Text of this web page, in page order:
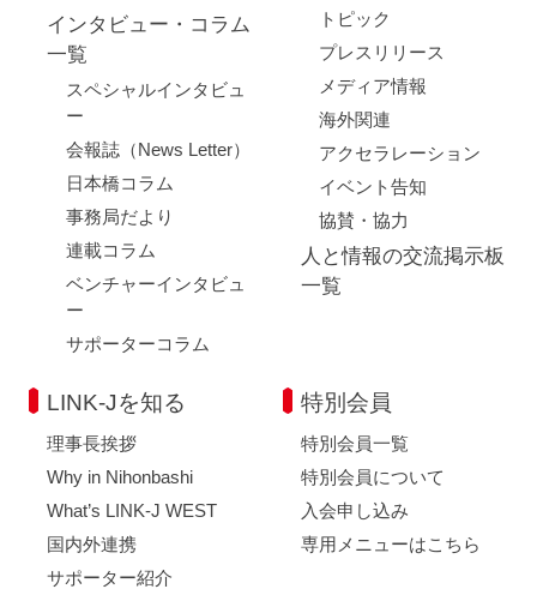
インタビュー・コラム
一覧
スペシャルインタビュ
ー
会報誌（News Letter）
日本橋コラム
事務局だより
連載コラム
ベンチャーインタビュ
ー
サポーターコラム
トピック
プレスリリース
メディア情報
海外関連
アクセラレーション
イベント告知
協賛・協力
人と情報の交流掲示板
一覧
LINK-Jを知る
理事長挨拶
Why in Nihonbashi
What’s LINK-J WEST
国内外連携
サポーター紹介
特別会員
特別会員一覧
特別会員について
入会申し込み
専用メニューはこちら